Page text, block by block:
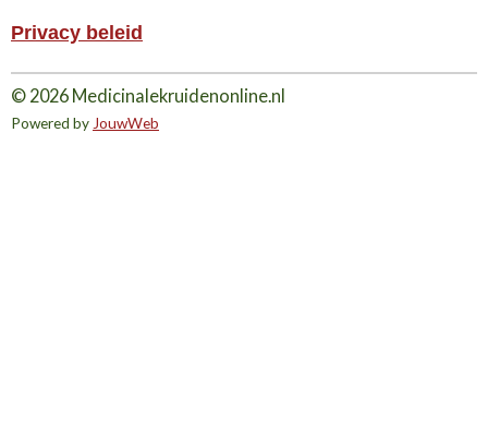
Privacy beleid
© 2026 Medicinalekruidenonline.nl
Powered by JouwWeb